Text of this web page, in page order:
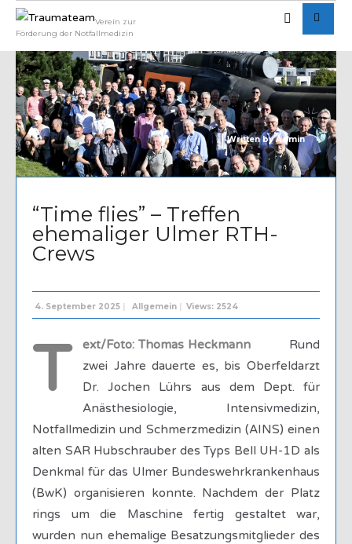
Verein zur
Förderung der Notfallmedizin
Written byAdmin
“Time flies” – Treffen
ehemaliger Ulmer RTH-
Crews
4. September 2025 Allgemein Views: 2524
T ext/Foto: Thomas HeckmannRund
zwei Jahre dauerte es, bis Oberfeldarzt
Dr. Jochen Lührs aus dem Dept. für
Anästhesiologie, Intensivmedizin,
Notfallmedizin und Schmerzmedizin (AINS) einen
alten SAR Hubschrauber des Typs Bell UH-1D als
Denkmal für das Ulmer Bundeswehrkrankenhaus
(BwK) organisieren konnte. Nachdem der Platz
rings um die Maschine fertig gestaltet war,
wurden nun ehemalige Besatzungsmitglieder des